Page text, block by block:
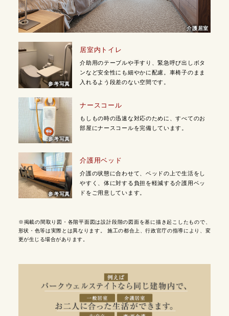
介護居室
参考写真
居室内トイレ
介助用のテーブルや手すり、緊急呼び出しボタ
ンなど安全性にも細やかに配慮。車椅子のまま
入れるよう段差のない空間です。
参考写真
ナースコール
もしもの時の迅速な対応のために、すべてのお
部屋にナースコールを完備しています。
参考写真
介護用ベッド
介護の状態に合わせて、ベッドの上で生活をし
やすく、体に対する負担を軽減する介護用ベッ
ドをご用意しています。
※掲載の間取り図・各階平面図は設計段階の図面を基に描き起こしたもので、
形状・色等は実際とは異なります。 施工の都合上、行政官庁の指導により、変
更が生じる場合があります。